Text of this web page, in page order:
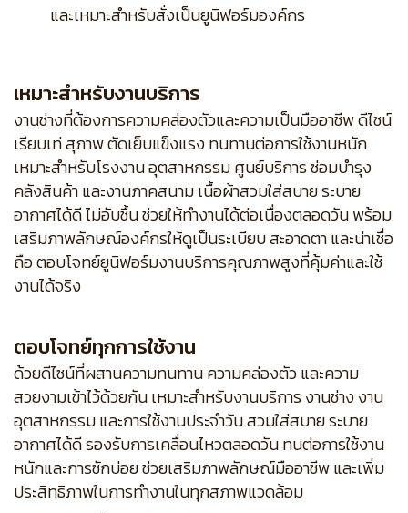
และเหมาะสำหรับสั่งเป็นยูนิฟอร์มองค์กร
เหมาะสำหรับงานบริการ
งานช่างที่ต้องการความคล่องตัวและความเป็นมืออาชีพ ดีไซน์
เรียบเท่ สุภาพ ตัดเย็บแข็งแรง ทนทานต่อการใช้งานหนัก
เหมาะสำหรับโรงงาน อุตสาหกรรม ศูนย์บริการ ซ่อมบำรุง
คลังสินค้า และงานภาคสนาม เนื้อผ้าสวมใส่สบาย ระบาย
อากาศได้ดี ไม่อับชื้น ช่วยให้ทำงานได้ต่อเนื่องตลอดวัน พร้อม
เสริมภาพลักษณ์องค์กรให้ดูเป็นระเบียบ สะอาดตา และน่าเชื่อ
ถือ ตอบโจทย์ยูนิฟอร์มงานบริการคุณภาพสูงที่คุ้มค่าและใช้
งานได้จริง
ตอบโจทย์ทุกการใช้งาน
ด้วยดีไซน์ที่ผสานความทนทาน ความคล่องตัว และความ
สวยงามเข้าไว้ด้วยกัน เหมาะสำหรับงานบริการ งานช่าง งาน
อุตสาหกรรม และการใช้งานประจำวัน สวมใส่สบาย ระบาย
อากาศได้ดี รองรับการเคลื่อนไหวตลอดวัน ทนต่อการใช้งาน
หนักและการซักบ่อย ช่วยเสริมภาพลักษณ์มืออาชีพ และเพิ่ม
ประสิทธิภาพในการทำงานในทุกสภาพแวดล้อม